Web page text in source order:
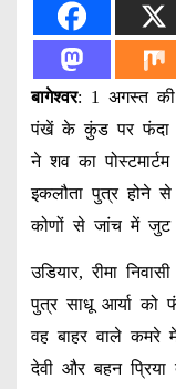
बागेश्वर: 1 अगस्त
पंखें के कुंड पर फंदा
ने शव का
इकलौता पुत्र होने
कोणों से जांच में जुट
उडियार, रीमा
पुत्र साधू आर्या को
वह बाहर वाले कमरे
देवी और बहन